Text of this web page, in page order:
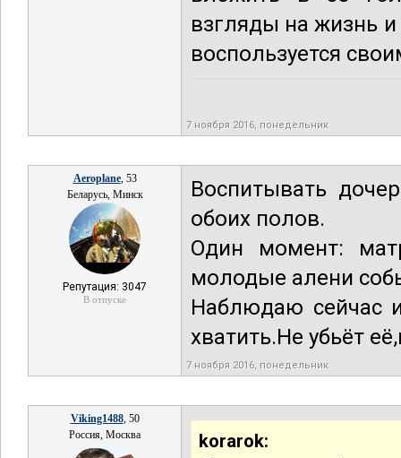
взгляды на жизнь
воспользуется
7 ноября 2016, понедельник
Aeroplane, 53
Беларусь, Минск
Репутация: 3047
В отпуске
Воспитывать
обоих полов.
Один момент:
молодые алени
Наблюдаю сейчас
хватить.Не убьёт
7 ноября 2016, понедельник
Viking1488, 50
Россия, Москва
korarok: